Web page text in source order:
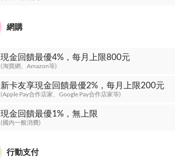
網購
現金回饋最優4%，每月上限800元
(淘寶網、Amazon等)
新卡友享現金回饋最優2%，每月上限200元
(Apple Pay合作店家、Google Pay合作店家等)
現金回饋最優1%，無上限
(國內一般消費)
行動支付